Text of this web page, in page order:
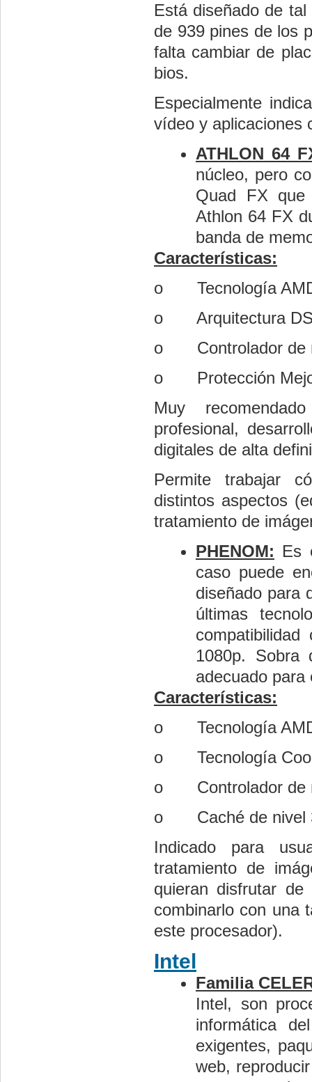
Está diseñado de
de 939 pines de los
falta cambiar de
bios.
Especialmente
vídeo y aplicaciones
ATHLON 64
núcleo, pero
Quad FX
Athlon 64 FX
banda de
Características:
o
Tecnología
o
Arquitectura
o
Controlador
o
Protección
Muy
profesional,
digitales de alta
Permite trabajar
distintos aspectos
tratamiento de
PHENOM: Es
caso puede
diseñado para
últimas
1080p. Sobra
adecuado para
Características:
o
Tecnología
o
Tecnología
o
Controlador
o
Caché de
Indicado para
tratamiento de
quieran disfrutar
combinarlo con una
este procesador).
Intel
Familia
Intel, son
informática
exigentes,
web,